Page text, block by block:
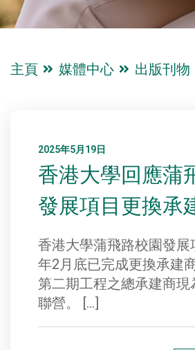
主頁 媒體中心 出版刊
2025年5月19日
香港大學回應蒲
發展項目更換承
香港大學蒲飛路校園發展
年2月底已完成更換承建
第二期工程之總承建商現
聯營。 […]